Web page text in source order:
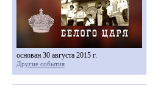
основан 30 августа 2015 г.
Другие события